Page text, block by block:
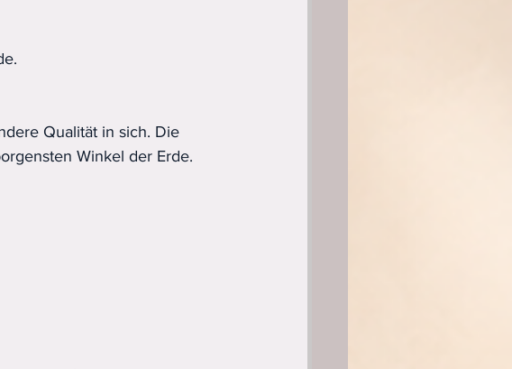
Qualität in sich. Die
Winkel der Erde.